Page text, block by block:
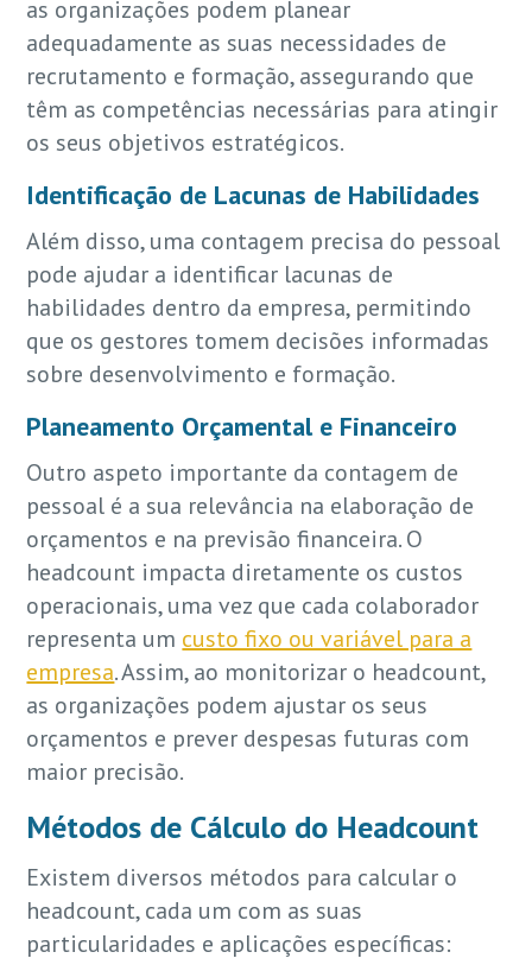
as organizações podem planear
adequadamente as suas necessidades de
recrutamento e formação, assegurando que
têm as competências necessárias para atingir
os seus objetivos estratégicos.
Identificação de Lacunas de Habilidades
Além disso, uma contagem precisa do pessoal
pode ajudar a identificar lacunas de
habilidades dentro da empresa, permitindo
que os gestores tomem decisões informadas
sobre desenvolvimento e formação.
Planeamento Orçamental e Financeiro
Outro aspeto importante da contagem de
pessoal é a sua relevância na elaboração de
orçamentos e na previsão financeira. O
headcount impacta diretamente os custos
operacionais, uma vez que cada colaborador
representa um custo fixo ou variável para a
empresa. Assim, ao monitorizar o headcount,
as organizações podem ajustar os seus
orçamentos e prever despesas futuras com
maior precisão.
Métodos de Cálculo do Headcount
Existem diversos métodos para calcular o
headcount, cada um com as suas
particularidades e aplicações específicas: